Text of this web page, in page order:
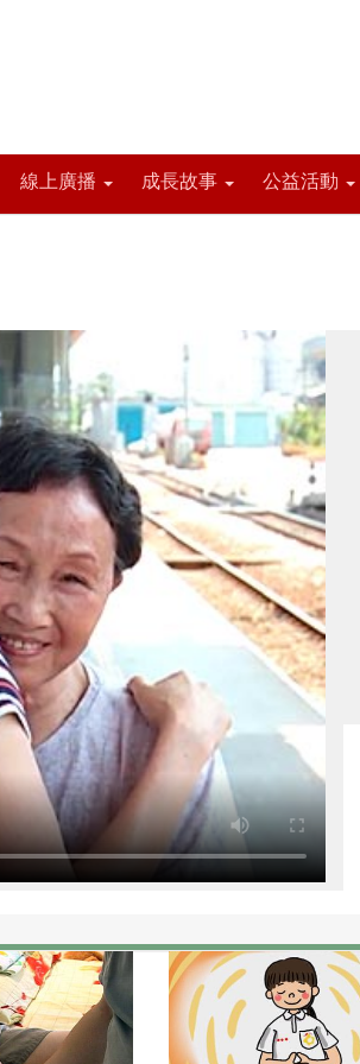
線上廣播 成長故事 公益活動